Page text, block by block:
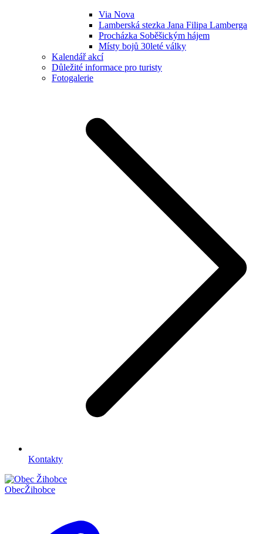
Via Nova
Lamberská stezka Jana Filipa Lamberga
Procházka Soběšickým hájem
Místy bojů 30leté války
Kalendář akcí
Důležité informace pro turisty
Fotogalerie
Kontakty
ObecŽihobce